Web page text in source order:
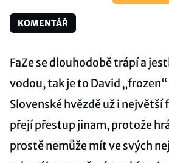
KOMENTÁŘ
FaZe se dlouhodobě trápí a
vodou, tak je to David
Slovenské hvězdě už i největší
přejí přestup jinam, protože
prostě nemůže mít ve svých